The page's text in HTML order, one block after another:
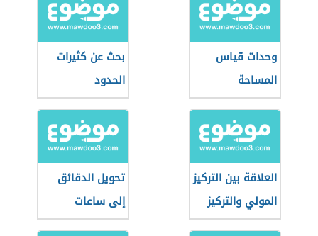
وحدات قياس
المساحة
بحث عن كثيرات
الحدود
العلاقة بين التركيز
المولي والتركيز
الكتلي
تحويل الدقائق
إلى ساعات